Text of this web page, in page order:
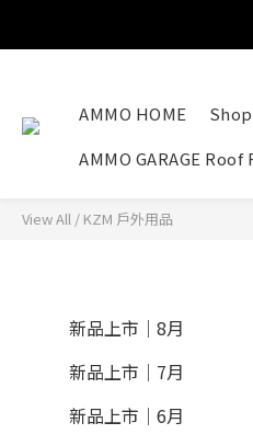
AMMO HOME
AMMO GARAGE Roof
View All / KZM 戶外用品
新品上市｜8月
新品上市｜7月
新品上市｜6月